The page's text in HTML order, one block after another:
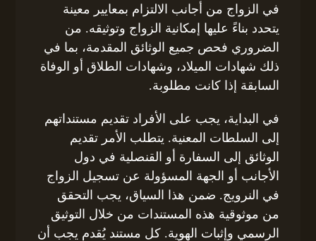
في الزواج من أجانب الالتزام بمعايير معينة
يتحدد بناءً عليها إمكانية الزواج وتوثيقه. من
الضروري فحص جميع الوثائق المقدمة، بما في
ذلك شهادات الميلاد، وشهادات الطلاق أو الوفاة
السابقة إذا كانت مطلوبة.
في البداية، يجب على الأفراد تقديم مستنداتهم
إلى السلطات المعنية. يتطلب الأمر تقديم
الوثائق إلى السفارة أو القنصلية في دول
الأجانب أو الجهة المسؤولة عن تسجيل الزواج
في النرويج. ضمن هذا السياق، يجب التحقق
من موثوقية هذه المستندات من خلال التوثيق
الرسمي وإثبات الهوية. كل مستند يُقدم يجب أن